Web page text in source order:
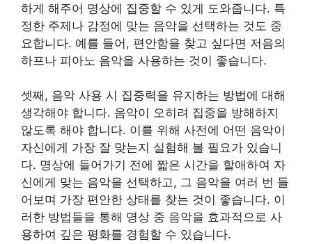
하게 해주어 명상에 집중할 수 있게 도와줍니다. 특
정한 주제나 감정에 맞는 음악을 선택하는 것도 중
요합니다. 예를 들어, 편안함을 찾고 싶다면 저음의
하프나 피아노 음악을 사용하는 것이 좋습니다.
셋째, 음악 사용 시 집중력을 유지하는 방법에 대해
생각해야 합니다. 음악이 오히려 집중을 방해하지
않도록 해야 합니다. 이를 위해 사전에 어떤 음악이
자신에게 가장 잘 맞는지 실험해 볼 필요가 있습니
다. 명상에 들어가기 전에 짧은 시간을 할애하여 자
신에게 맞는 음악을 선택하고, 그 음악을 여러 번 들
어보며 가장 편안한 상태를 찾는 것이 좋습니다. 이
러한 방법들을 통해 명상 중 음악을 효과적으로 사
용하여 깊은 평화를 경험할 수 있습니다.